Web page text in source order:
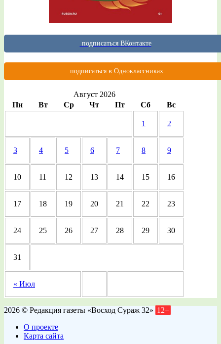
подписаться ВКонтакте
подписаться в Одноклассниках
Август 2026
Пн
Вт Ср Чт Пт Сб Вс
« Июл
1 2
3 4 5 6 7 8 9
10 11 12 13 14 15 16
17 18 19 20 21 22 23
24 25 26 27 28 29 30
31
2026 © Редакция газеты «Восход Сураж 32» 12+
О проекте
Карта сайта